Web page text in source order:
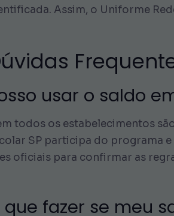
Assim, o Uniforme
usar o saldo
todos os estabelecimentos
SP participa do programa
oficiais para confirmar as
que fazer se meu